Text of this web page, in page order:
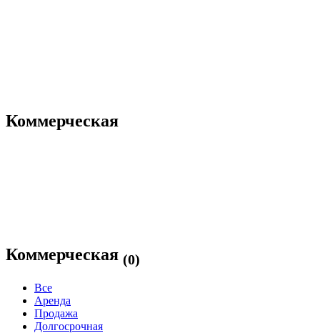
Коммерческая
Коммерческая (0)
Все
Аренда
Продажа
Долгосрочная